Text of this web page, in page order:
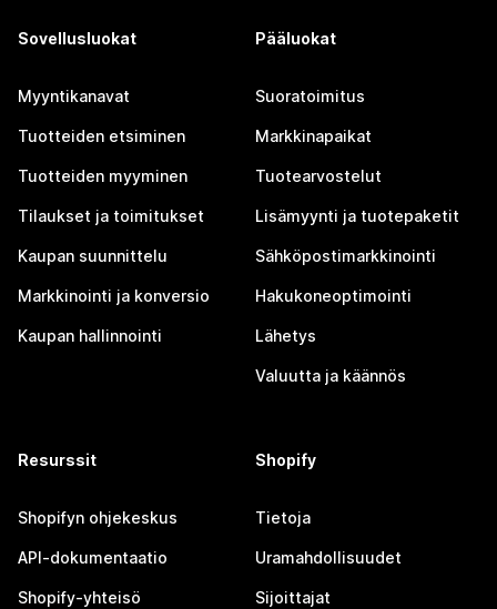
Sovellusluokat
Myyntikanavat
Tuotteiden etsiminen
Tuotteiden myyminen
Tilaukset ja toimitukset
Kaupan suunnittelu
Markkinointi ja konversio
Kaupan hallinnointi
Pääluokat
Suoratoimitus
Markkinapaikat
Tuotearvostelut
Lisämyynti ja tuotepaketit
Sähköpostimarkkinointi
Hakukoneoptimointi
Lähetys
Valuutta ja käännös
Resurssit
Shopifyn ohjekeskus
API-dokumentaatio
Shopify-yhteisö
Shopify
Tietoja
Uramahdollisuudet
Sijoittajat